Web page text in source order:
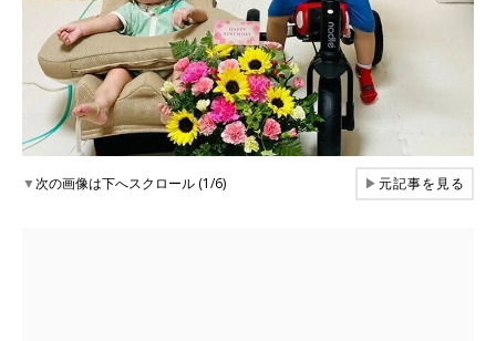
▼次の画像は下へスクロール (1/6) ▶元記事を見る